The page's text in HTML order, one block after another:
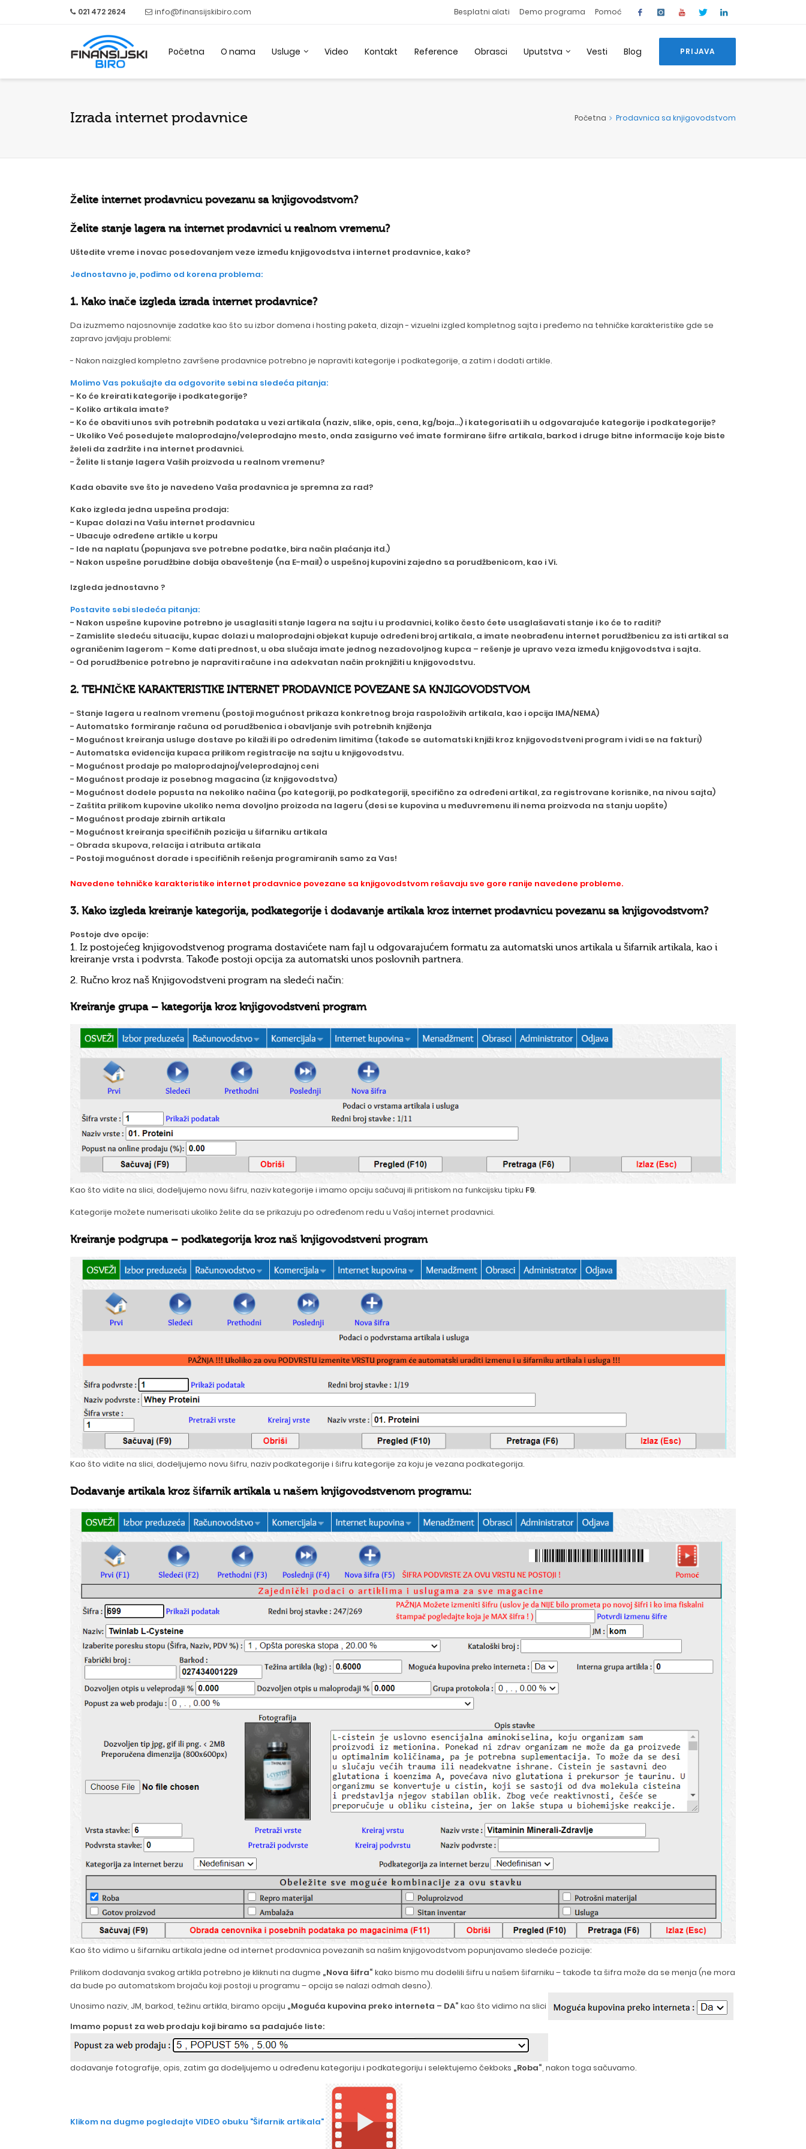
021 472 2624 info@finansijskibiro.com Besplatni alati Demo programa Pomoć
Početna O nama Usluge Video Kontakt Reference Obrasci Uputstva Vesti Blog PRIJAVA
Izrada internet prodavnice Početna Prodavnica sa knjigovodstvom
Želite internet prodavnicu povezanu sa knjigovodstvom?
Želite stanje lagera na internet prodavnici u realnom vremenu?
Uštedite vreme i novac posedovanjem veze između knjigovodstva i internet prodavnice, kako?
Jednostavno je, pođimo od korena problema:
1. Kako inače izgleda izrada internet prodavnice?
Da izuzmemo najosnovnije zadatke kao što su izbor domena i hosting paketa, dizajn - vizuelni izgled kompletnog sajta i pređemo na tehničke karakteristike gde se
zapravo javljaju problemi:
- Nakon naizgled kompletno završene prodavnice potrebno je napraviti kategorije i podkategorije, a zatim i dodati artikle.
Molimo Vas pokušajte da odgovorite sebi na sledeća pitanja:
- Ko će kreirati kategorije i podkategorije?
- Koliko artikala imate?
- Ko će obaviti unos svih potrebnih podataka u vezi artikala (naziv, slike, opis, cena, kg/boja…) i kategorisati ih u odgovarajuće kategorije i podkategorije?
- Ukoliko Već posedujete maloprodajno/veleprodajno mesto, onda zasigurno već imate formirane šifre artikala, barkod i druge bitne informacije koje biste
želeli da zadržite i na internet prodavnici.
- Želite li stanje lagera Vaših proizvoda u realnom vremenu?
Kada obavite sve što je navedeno Vaša prodavnica je spremna za rad?
Kako izgleda jedna uspešna prodaja:
- Kupac dolazi na Vašu internet prodavnicu
- Ubacuje određene artikle u korpu
- Ide na naplatu (popunjava sve potrebne podatke, bira način plaćanja itd.)
- Nakon uspešne porudžbine dobija obaveštenje (na E-mail) o uspešnoj kupovini zajedno sa porudžbenicom, kao i Vi.
Izgleda jednostavno ?
Postavite sebi sledeća pitanja:
- Nakon uspešne kupovine potrebno je usaglasiti stanje lagera na sajtu i u prodavnici, koliko često ćete usaglašavati stanje i ko će to raditi?
- Zamislite sledeću situaciju, kupac dolazi u maloprodajni objekat kupuje određeni broj artikala, a imate neobrađenu internet porudžbenicu za isti artikal sa
ograničenim lagerom – Kome dati prednost, u oba slučaja imate jednog nezadovoljnog kupca – rešenje je upravo veza između knjigovodstva i sajta.
- Od porudžbenice potrebno je napraviti račune i na adekvatan način proknjižiti u knjigovodstvu.
2. TEHNIČKE KARAKTERISTIKE INTERNET PRODAVNICE POVEZANE SA KNJIGOVODSTVOM
- Stanje lagera u realnom vremenu (postoji mogućnost prikaza konkretnog broja raspoloživih artikala, kao i opcija IMA/NEMA)
- Automatsko formiranje računa od porudžbenica i obavljanje svih potrebnih knjiženja
- Mogućnost kreiranja usluge dostave po kilaži ili po određenim limitima (takođe se automatski knjiži kroz knjigovodstveni program i vidi se na fakturi)
- Automatska evidencija kupaca prilikom registracije na sajtu u knjigovodstvu.
- Mogućnost prodaje po maloprodajnoj/veleprodajnoj ceni
- Mogućnost prodaje iz posebnog magacina (iz knjigovodstva)
- Mogućnost dodele popusta na nekoliko načina (po kategoriji, po podkategoriji, specifično za određeni artikal, za registrovane korisnike, na nivou sajta)
- Zaštita prilikom kupovine ukoliko nema dovoljno proizoda na lageru (desi se kupovina u međuvremenu ili nema proizvoda na stanju uopšte)
- Mogućnost prodaje zbirnih artikala
- Mogućnost kreiranja specifičnih pozicija u šifarniku artikala
- Obrada skupova, relacija i atributa artikala
- Postoji mogućnost dorade i specifičnih rešenja programiranih samo za Vas!
Navedene tehničke karakteristike internet prodavnice povezane sa knjigovodstvom rešavaju sve gore ranije navedene probleme.
3. Kako izgleda kreiranje kategorija, podkategorije i dodavanje artikala kroz internet prodavnicu povezanu sa knjigovodstvom?
Postoje dve opcije:
1. Iz postojećeg knjigovodstvenog programa dostavićete nam fajl u odgovarajućem formatu za automatski unos artikala u šifarnik artikala, kao i
kreiranje vrsta i podvrsta. Takođe postoji opcija za automatski unos poslovnih partnera.
2. Ručno kroz naš Knjigovodstveni program na sledeći način:
Kreiranje grupa – kategorija kroz knjigovodstveni program
Kao što vidite na slici, dodeljujemo novu šifru, naziv kategorije i imamo opciju sačuvaj ili pritiskom na funkcijsku tipku F9.
Kategorije možete numerisati ukoliko želite da se prikazuju po određenom redu u Vašoj internet prodavnici.
Kreiranje podgrupa – podkategorija kroz naš knjigovodstveni program
Kao što vidite na slici, dodeljujemo novu šifru, naziv podkategorije i šifru kategorije za koju je vezana podkategorija.
Dodavanje artikala kroz šifarnik artikala u našem knjigovodstvenom programu:
Kao što vidimo u šifarniku artikala jedne od internet prodavnica povezanih sa našim knjigovodstvom popunjavamo sledeće pozicije:
Prilikom dodavanja svakog artikla potrebno je kliknuti na dugme „Nova šifra“ kako bismo mu dodelili šifru u našem šifarniku – takođe ta šifra može da se menja (ne mora
da bude po automatskom brojaču koji postoji u programu – opcija se nalazi odmah desno).
Unosimo naziv, JM, barkod, težinu artikla, biramo opciju „Moguća kupovina preko interneta – DA“ kao što vidimo na slici
Imamo popust za web prodaju koji biramo sa padajuće liste:
dodavanje fotografije, opis, zatim ga dodeljujemo u određenu kategoriju i podkategoriju i selektujemo čekboks „Roba“ , nakon toga sačuvamo.
Klikom na dugme pogledajte VIDEO obuku "Šifarnik artikala"